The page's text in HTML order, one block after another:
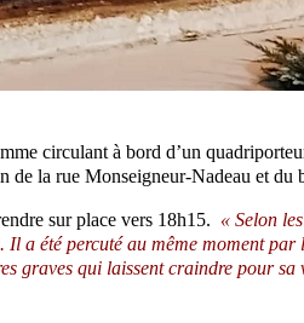
circulant à bord d’un
de la rue Monseigneur-Nadeau et du
sur place vers 18h15. « Selon
a été percuté au même moment
graves qui laissent craindre pour sa